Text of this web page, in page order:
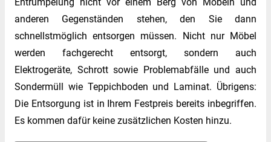
anderen Gegenständen stehen, den Sie dann
schnellstmöglich entsorgen müssen. Nicht nur Möbel
werden fachgerecht entsorgt, sondern auch
Elektrogeräte, Schrott sowie Problemabfälle und auch
Sondermüll wie Teppichboden und Laminat. Übrigens:
Die Entsorgung ist in Ihrem Festpreis bereits inbegriffen.
Es kommen dafür keine zusätzlichen Kosten hinzu.